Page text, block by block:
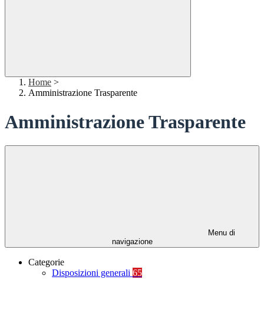
Home >
Amministrazione Trasparente
Amministrazione Trasparente
Menu di
navigazione
Categorie
Disposizioni generali 65